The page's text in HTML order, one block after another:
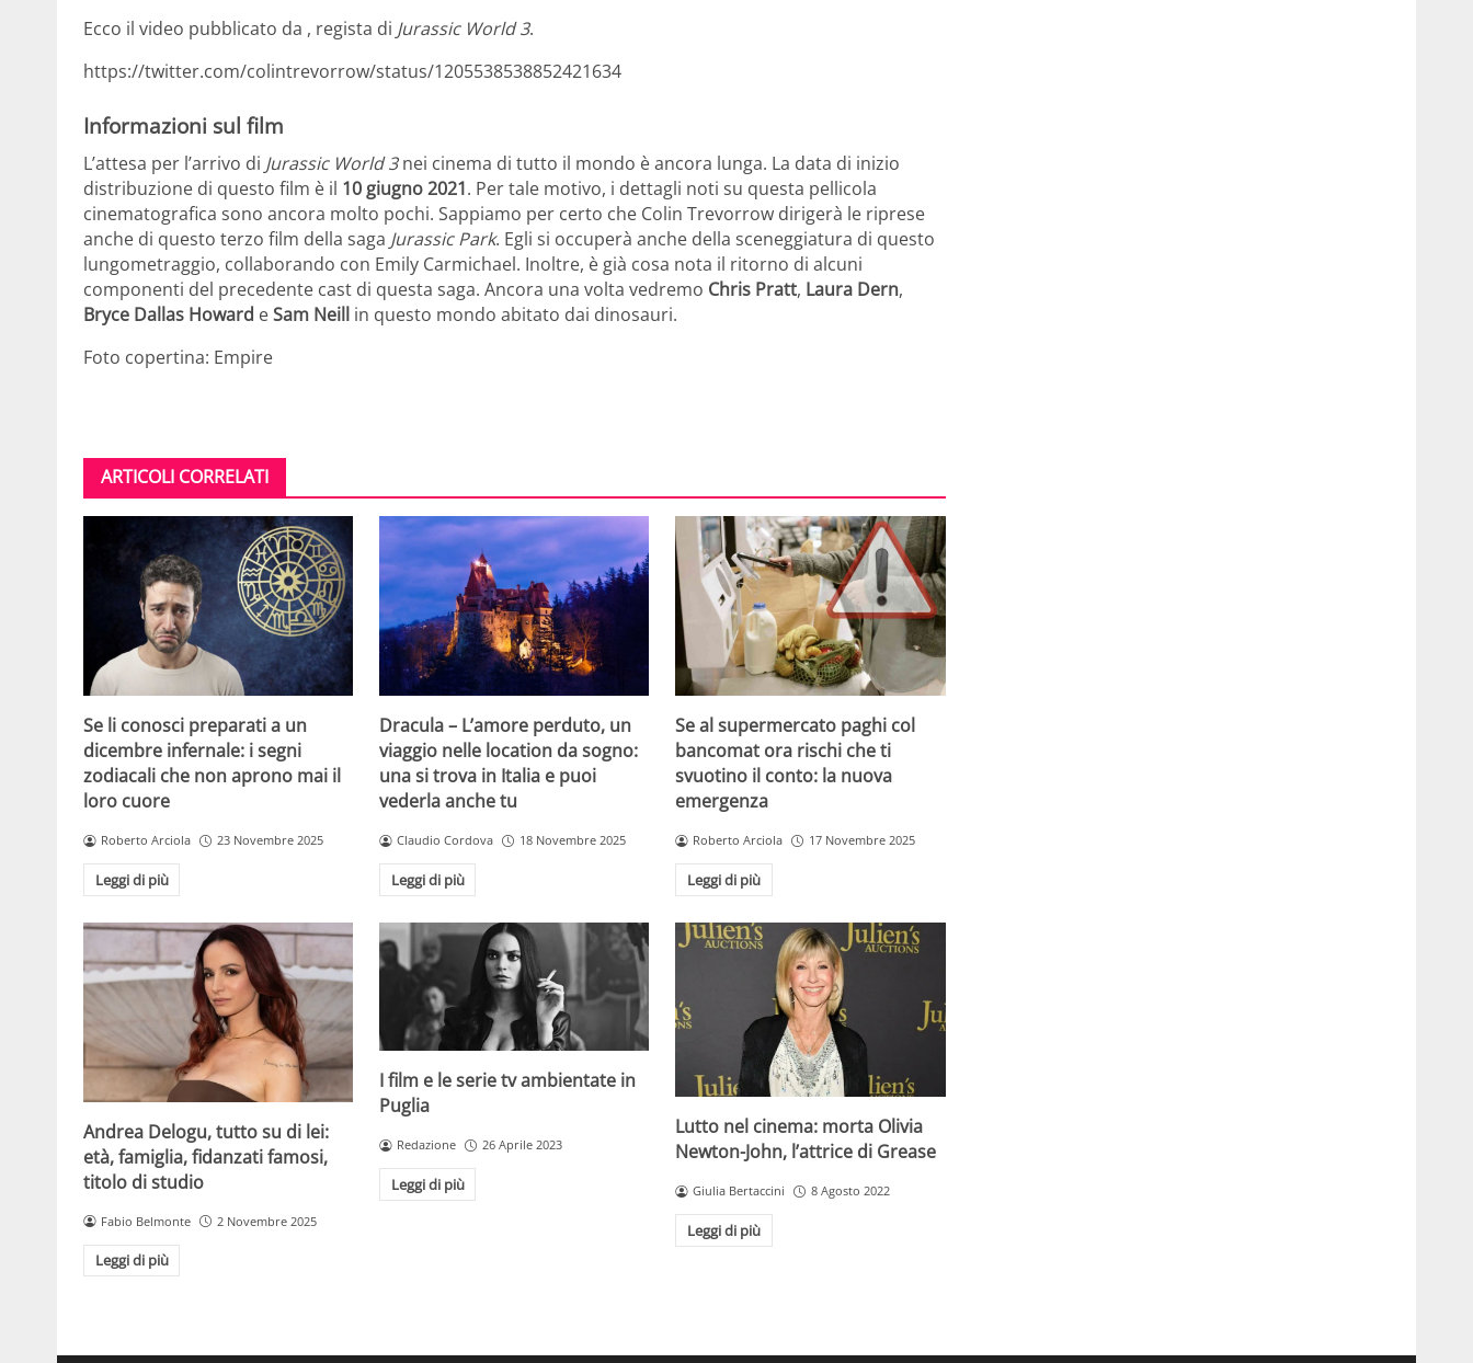
Ecco il video pubblicato da , regista di Jurassic World 3.
https://twitter.com/colintrevorrow/status/1205538538852421634
Informazioni sul film
L’attesa per l’arrivo di Jurassic World 3nei cinema di tutto il mondo è ancora lunga. La data di inizio
distribuzione di questo film è il 10 giugno 2021. Per tale motivo, i dettagli noti su questa pellicola
cinematografica sono ancora molto pochi. Sappiamo per certo che Colin Trevorrow dirigerà le riprese
anche di questo terzo film della saga Jurassic Park. Egli si occuperà anche della sceneggiatura di questo
lungometraggio, collaborando con Emily Carmichael. Inoltre, è già cosa nota il ritorno di alcuni
componenti del precedente cast di questa saga. Ancora una volta vedremo Chris Pratt, Laura Dern,
Bryce Dallas Howard eSam Neill in questo mondo abitato dai dinosauri.
Foto copertina: Empire
ARTICOLI CORRELATI
Se li conosci preparati a un
dicembre infernale: i segni
zodiacali che non aprono mai il
loro cuore
Roberto Arciola 23 Novembre 2025
Leggi di più
Dracula – L’amore perduto, un
viaggio nelle location da sogno:
una si trova in Italia e puoi
vederla anche tu
Claudio Cordova 18 Novembre 2025
Leggi di più
Se al supermercato paghi col
bancomat ora rischi che ti
svuotino il conto: la nuova
emergenza
Roberto Arciola 17 Novembre 2025
Leggi di più
Andrea Delogu, tutto su di lei:
età, famiglia, fidanzati famosi,
titolo di studio
Fabio Belmonte 2 Novembre 2025
Leggi di più
I film e le serie tv ambientate in
Puglia
Redazione 26 Aprile 2023
Leggi di più
Lutto nel cinema: morta Olivia
Newton-John, l’attrice di Grease
Giulia Bertaccini 8 Agosto 2022
Leggi di più